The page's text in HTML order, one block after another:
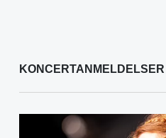
KONCERTANMELDELSER